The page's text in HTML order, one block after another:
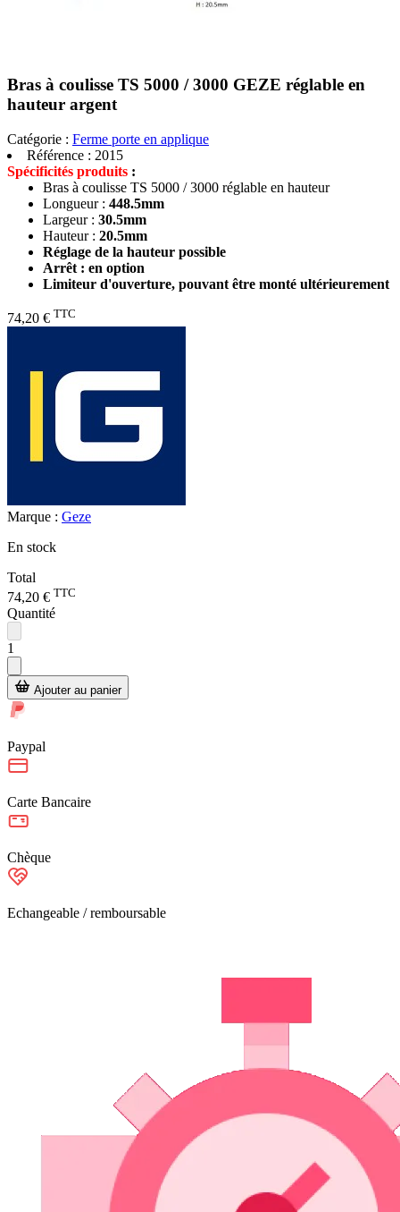
Bras à coulisse TS 5000 / 3000 GEZE réglable en
hauteur argent
Catégorie : Ferme porte en applique
Référence : 2015
Spécificités produits :
Bras à coulisse TS 5000 / 3000 réglable en hauteur
Longueur : 448.5mm
Largeur : 30.5mm
Hauteur : 20.5mm
Réglage de la hauteur possible
Arrêt : en option
Limiteur d'ouverture, pouvant être monté ultérieurement
74,20 € TTC
Marque : Geze
En stock
Total
74,20 € TTC
Quantité
1
Ajouter au panier
Paypal
Carte Bancaire
Chèque
Echangeable / remboursable